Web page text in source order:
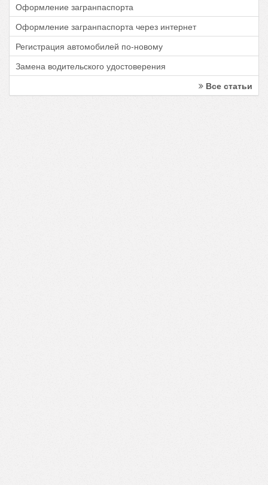
Оформление загранпаспорта
Оформление загранпаспорта через интернет
Регистрация автомобилей по-новому
Замена водительского удостоверения
Все статьи